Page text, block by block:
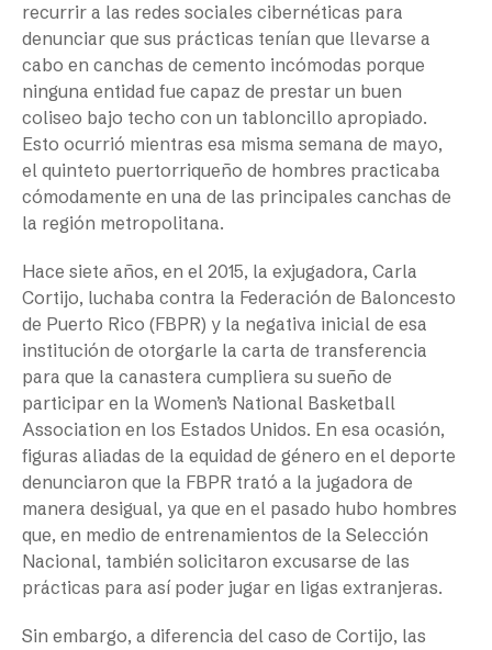
recurrir a las redes sociales cibernéticas para
denunciar que sus prácticas tenían que llevarse a
cabo en canchas de cemento incómodas porque
ninguna entidad fue capaz de prestar un buen
coliseo bajo techo con un tabloncillo apropiado.
Esto ocurrió mientras esa misma semana de mayo,
el quinteto puertorriqueño de hombres practicaba
cómodamente en una de las principales canchas de
la región metropolitana.
Hace siete años, en el 2015, la exjugadora, Carla
Cortijo, luchaba contra la Federación de Baloncesto
de Puerto Rico (FBPR) y la negativa inicial de esa
institución de otorgarle la carta de transferencia
para que la canastera cumpliera su sueño de
participar en la Women’s National Basketball
Association en los Estados Unidos. En esa ocasión,
figuras aliadas de la equidad de género en el deporte
denunciaron que la FBPR trató a la jugadora de
manera desigual, ya que en el pasado hubo hombres
que, en medio de entrenamientos de la Selección
Nacional, también solicitaron excusarse de las
prácticas para así poder jugar en ligas extranjeras.
Sin embargo, a diferencia del caso de Cortijo, las